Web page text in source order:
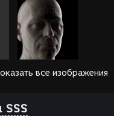
все изображения